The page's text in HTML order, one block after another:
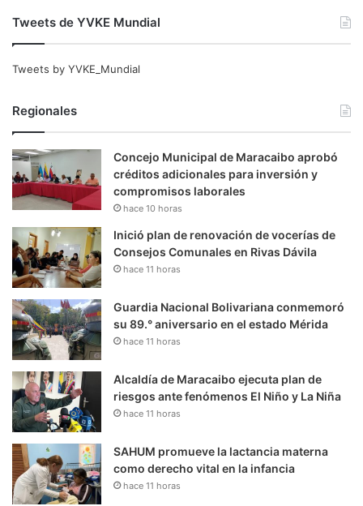
Tweets de YVKE Mundial
Tweets by YVKE_Mundial
Regionales
Concejo Municipal de Maracaibo aprobó
créditos adicionales para inversión y
compromisos laborales
hace 10 horas
Inició plan de renovación de vocerías de
Consejos Comunales en Rivas Dávila
hace 11 horas
Guardia Nacional Bolivariana conmemoró
su 89.° aniversario en el estado Mérida
hace 11 horas
Alcaldía de Maracaibo ejecuta plan de
riesgos ante fenómenos El Niño y La Niña
hace 11 horas
SAHUM promueve la lactancia materna
como derecho vital en la infancia
hace 11 horas